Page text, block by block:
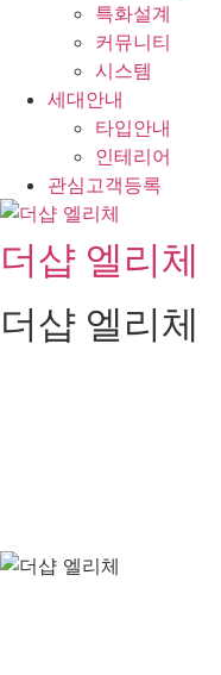
특화설계
커뮤니티
시스템
세대안내
타입안내
인테리어
관심고객등록
더샵 엘리체
더샵 엘리체